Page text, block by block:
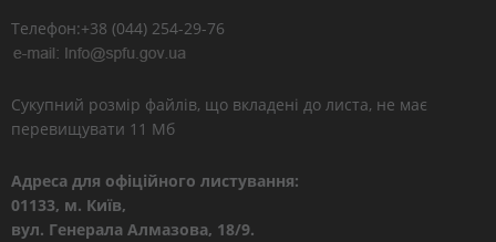
Телефон:+38 (044) 254-29-76
Сукупний розмір файлів, що вкладені до листа, не має
перевищувати 11 Мб
Адреса для офіційного листування:
01133, м. Київ,
вул. Генерала Алмазова, 18/9.